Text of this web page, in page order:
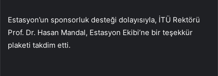
Estasyon’un sponsorluk desteği dolayısıyla, İTÜ Rektörü
Prof. Dr. Hasan Mandal, Estasyon Ekibi’ne bir teşekkür
plaketi takdim etti.